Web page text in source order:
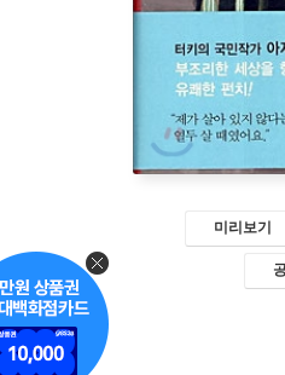
미리보기